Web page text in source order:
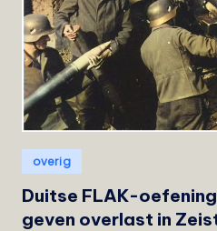
e
i
s
t
Geplaatst
in
overig
Duitse FLAK-
geven overlast in